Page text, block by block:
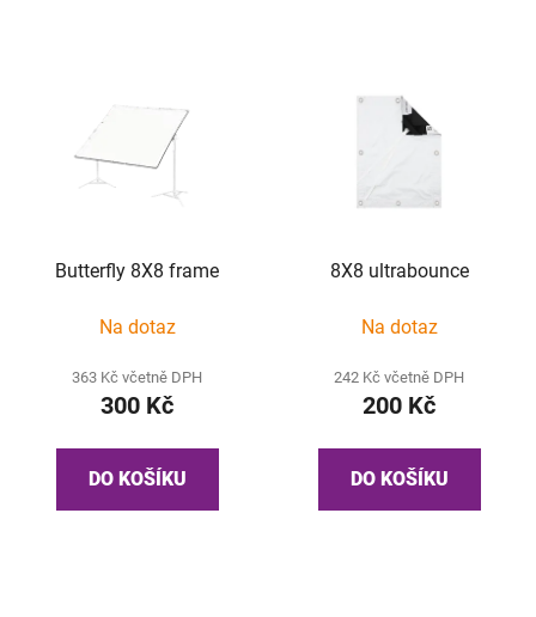
Butterfly 8X8 frame
Na dotaz
363 Kč včetně DPH
300 Kč
DO KOŠÍKU
8X8 ultrabounce
Na dotaz
242 Kč včetně DPH
200 Kč
DO KOŠÍKU